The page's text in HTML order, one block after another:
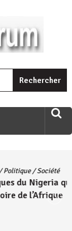
.Wewe
iki kugira ngo
/Société
du Nigeria qui
de l’Afrique